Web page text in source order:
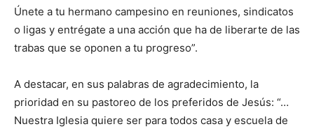
Únete a tu hermano campesino en reunio­nes, sindicatos
o ligas y entrégate a una acción que ha de libe­rarte de las
trabas que se oponen a tu progreso”.
A destacar, en sus palabras de agradeci­miento, la
prioridad en su pastoreo de los pre­feridos de Jesús: “…
Nuestra Iglesia quiere ser para todos casa y escuela de